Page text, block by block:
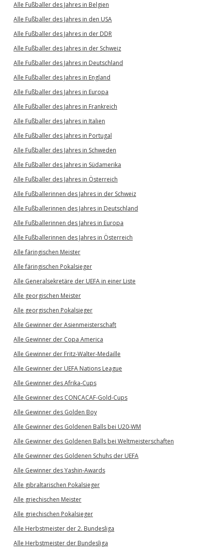
Alle Fußballer des Jahres in Belgien
Alle Fußballer des Jahres in den USA
Alle Fußballer des Jahres in der DDR
Alle Fußballer des Jahres in der Schweiz
Alle Fußballer des Jahres in Deutschland
Alle Fußballer des Jahres in England
Alle Fußballer des Jahres in Europa
Alle Fußballer des Jahres in Frankreich
Alle Fußballer des Jahres in Italien
Alle Fußballer des Jahres in Portugal
Alle Fußballer des Jahres in Schweden
Alle Fußballer des Jahres in Südamerika
Alle Fußballer des Jahres in Österreich
Alle Fußballerinnen des Jahres in der Schweiz
Alle Fußballerinnen des Jahres in Deutschland
Alle Fußballerinnen des Jahres in Europa
Alle Fußballerinnen des Jahres in Österreich
Alle färingischen Meister
Alle färingischen Pokalsieger
Alle Generalsekretäre der UEFA in einer Liste
Alle georgischen Meister
Alle georgischen Pokalsieger
Alle Gewinner der Asienmeisterschaft
Alle Gewinner der Copa America
Alle Gewinner der Fritz-Walter-Medaille
Alle Gewinner der UEFA Nations League
Alle Gewinner des Afrika-Cups
Alle Gewinner des CONCACAF-Gold-Cups
Alle Gewinner des Golden Boy
Alle Gewinner des Goldenen Balls bei U20-WM
Alle Gewinner des Goldenen Balls bei Weltmeisterschaften
Alle Gewinner des Goldenen Schuhs der UEFA
Alle Gewinner des Yashin-Awards
Alle gibraltarischen Pokalsieger
Alle griechischen Meister
Alle griechischen Pokalsieger
Alle Herbstmeister der 2. Bundesliga
Alle Herbstmeister der Bundesliga